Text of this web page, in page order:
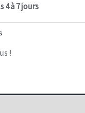
4 à 7 jours
!